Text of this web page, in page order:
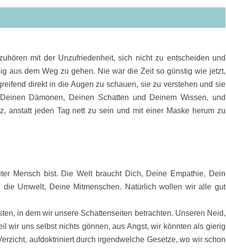
mit der Unzufriedenheit, sich nicht zu entscheiden und
aus dem Weg zu gehen. Nie war die Zeit so günstig wie jetzt,
direkt in die Augen zu schauen, sie zu verstehen und sie
Dämonen, Deinen Schatten und Deinem Wissen, und
anstatt jeden Tag nett zu sein und mit einer Maske herum zu
Mensch bist. Die Welt braucht Dich, Deine Empathie, Dein
die Umwelt, Deine Mitmenschen. Natürlich wollen wir alle gut
in dem wir unsere Schattenseiten betrachten. Unseren Neid,
wir uns selbst nichts gönnen, aus Angst, wir könnten als gierig
aufdoktriniert durch irgendwelche Gesetze, wo wir schon